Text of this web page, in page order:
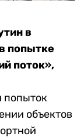
в
попытке
поток»,
попыток
объектов